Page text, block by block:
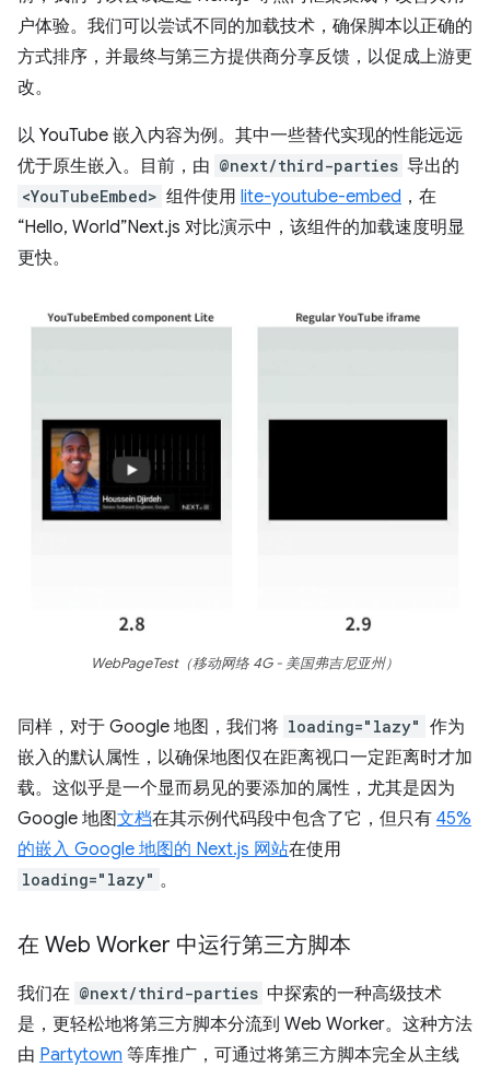
户体验。我们可以尝试不同的加载技术，确保脚本以正确的
方式排序，并最终与第三方提供商分享反馈，以促成上游更
改。
以 YouTube 嵌入内容为例。其中一些替代实现的性能远远
优于原生嵌入。目前，由 @next/third-parties 导出的
<YouTubeEmbed> 组件使用 lite-youtube-embed ，在
“Hello, World”Next.js 对比演示中，该组件的加载速度明显
更快。
WebPageTest（移动网络 4G - 美国弗吉尼亚州）
同样，对于 Google 地图，我们将 loading="lazy" 作为
嵌入的默认属性，以确保地图仅在距离视口一定距离时才加
载。这似乎是一个显而易见的要添加的属性，尤其是因为
Google 地图文档在其示例代码段中包含了它，但只有 45%
的嵌入 Google 地图的 Next.js 网站在使用
loading="lazy" 。
在 Web Worker 中运行第三方脚本
我们在 @next/third-parties 中探索的一种高级技术
是，更轻松地将第三方脚本分流到 Web Worker。这种方法
由 Partytown 等库推广，可通过将第三方脚本完全从主线